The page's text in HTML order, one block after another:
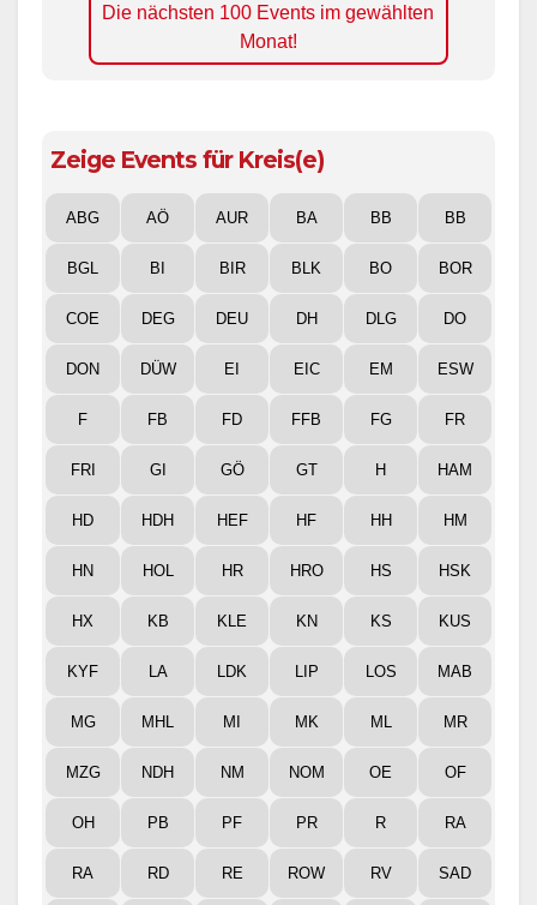
Die nächsten 100 Events im gewählten
Monat!
Zeige Events für Kreis(e)
ABG AÖ AUR BA BB BB
BGL BI BIR BLK BO BOR
COE DEG DEU DH DLG DO
DON DÜW EI EIC EM ESW
F FB FD FFB FG FR
FRI GI GÖ GT H HAM
HD HDH HEF HF HH HM
HN HOL HR HRO HS HSK
HX KB KLE KN KS KUS
KYF LA LDK LIP LOS MAB
MG MHL MI MK ML MR
MZG NDH NM NOM OE OF
OH PB PF PR R RA
RA RD RE ROW RV SAD